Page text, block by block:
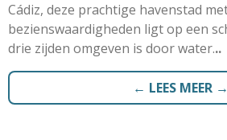
Cádiz, deze prachtige havenstad
bezienswaardigheden ligt op een
drie zijden omgeven is door water...
← LEES MEER →